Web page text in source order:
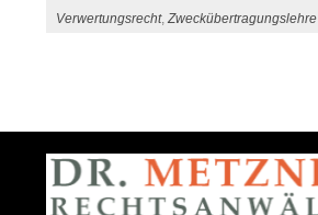
Verwertungsrecht,Zweckübertragungslehre